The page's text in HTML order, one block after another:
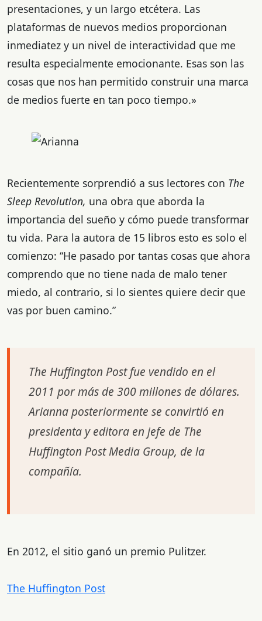
presentaciones, y un largo etcétera. Las
plataformas de nuevos medios proporcionan
inmediatez y un nivel de interactividad que me
resulta especialmente emocionante. Esas son las
cosas que nos han permitido construir una marca
de medios fuerte en tan poco tiempo.»
Recientemente sorprendió a sus lectores con The
Sleep Revolution, una obra que aborda la
importancia del sueño y cómo puede transformar
tu vida. Para la autora de 15 libros esto es solo el
comienzo: “He pasado por tantas cosas que ahora
comprendo que no tiene nada de malo tener
miedo, al contrario, si lo sientes quiere decir que
vas por buen camino.”
The Huffington Postfue vendido en el
2011 por más de 300 millones de dólares.
Arianna posteriormente se convirtió en
presidenta y editora en jefe de The
Huffington Post Media Group, de la
compañía.
En 2012, el sitio ganó un premio Pulitzer.
The Huffington Post